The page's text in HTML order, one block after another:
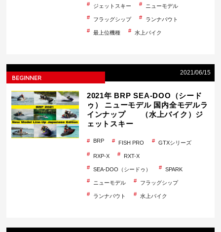
ジェットスキー ニューモデル
フラッグシップ ランナバウト
最上位機種 水上バイク
2021/06/15
BEGINNER
2021年 BRP SEA-DOO（シード
ゥ） ニューモデル 国内全モデルラ
インナップ （水上バイク）ジ
ェットスキー
BRP FISH PRO GTXシリーズ
RXP-X RXT-X
SEA-DOO（シードゥ） SPARK
ニューモデル フラッグシップ
ランナバウト 水上バイク